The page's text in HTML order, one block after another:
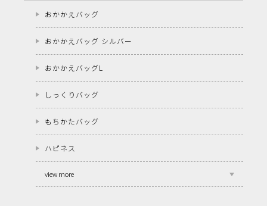
おかかえバッグ
おかかえバッグ シルバー
おかかえバッグL
しっくりバッグ
もちかたバッグ
ハピネス
view more